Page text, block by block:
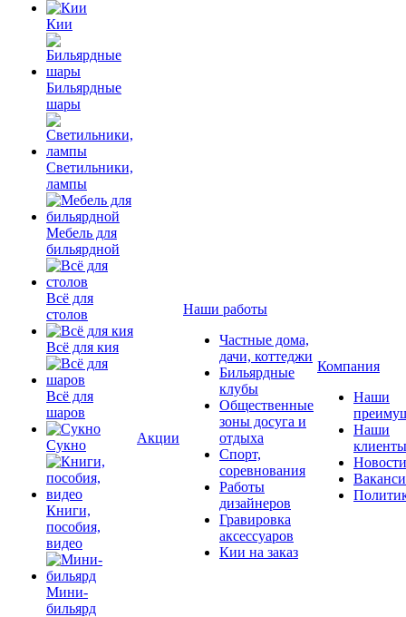
Кии
Бильярдные
шары
Светильники,
лампы
Мебель для
бильярдной
Всё для
столов
Всё для кия
Всё для
шаров
Сукно
Книги,
пособия,
видео
Мини-
бильярд
Акции
Наши работы
Частные дома,
дачи, коттеджи
Бильярдные
клубы
Общественные
зоны досуга и
отдыха
Спорт,
соревнования
Работы
дизайнеров
Гравировка
аксессуаров
Кии на заказ
Компания
Наши
Наши
клиенты
Новости